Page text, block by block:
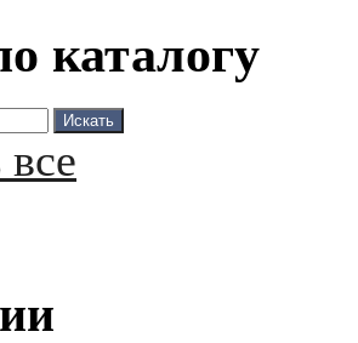
каталогу